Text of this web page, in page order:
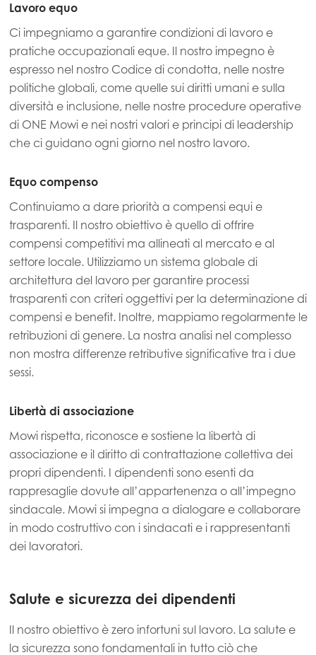
Mowi Global
Mowi Japan
Mowi Korea
Mowi Taiwan
Europe
Lavoro equo
Ci impegniamo a garantire condizioni di lavoro e
pratiche occupazionali eque. Il nostro impegno è
espresso nel nostro Codice di condotta, nelle nostre
politiche globali, come quelle sui diritti umani e sulla
diversità e inclusione, nelle nostre procedure operative
di ONE Mowi e nei nostri valori e principi di leadership
che ci guidano ogni giorno nel nostro lavoro.
Equo compenso
Continuiamo a dare priorità a compensi equi e
trasparenti. Il nostro obiettivo è quello di offrire
compensi competitivi ma allineati al mercato e al
settore locale. Utilizziamo un sistema globale di
architettura del lavoro per garantire processi
trasparenti con criteri oggettivi per la determinazione di
compensi e benefit. Inoltre, mappiamo regolarmente le
retribuzioni di genere. La nostra analisi nel complesso
non mostra differenze retributive significative tra i due
sessi.
Libertà di associazione
Mowi rispetta, riconosce e sostiene la libertà di
associazione e il diritto di contrattazione collettiva dei
propri dipendenti. I dipendenti sono esenti da
rappresaglie dovute all’appartenenza o all’impegno
sindacale. Mowi si impegna a dialogare e collaborare
in modo costruttivo con i sindacati e i rappresentanti
dei lavoratori.
Salute e sicurezza dei dipendenti
Il nostro obiettivo è zero infortuni sul lavoro. La salute e
la sicurezza sono fondamentali in tutto ciò che